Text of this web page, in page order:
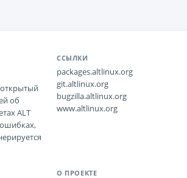
об
ALT
ССЫЛКИ
packages.altlinux.org
git.altlinux.org
bugzilla.altlinux.org
www.altlinux.org
О ПРОЕКТЕ